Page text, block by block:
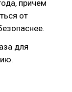
причем
от
для